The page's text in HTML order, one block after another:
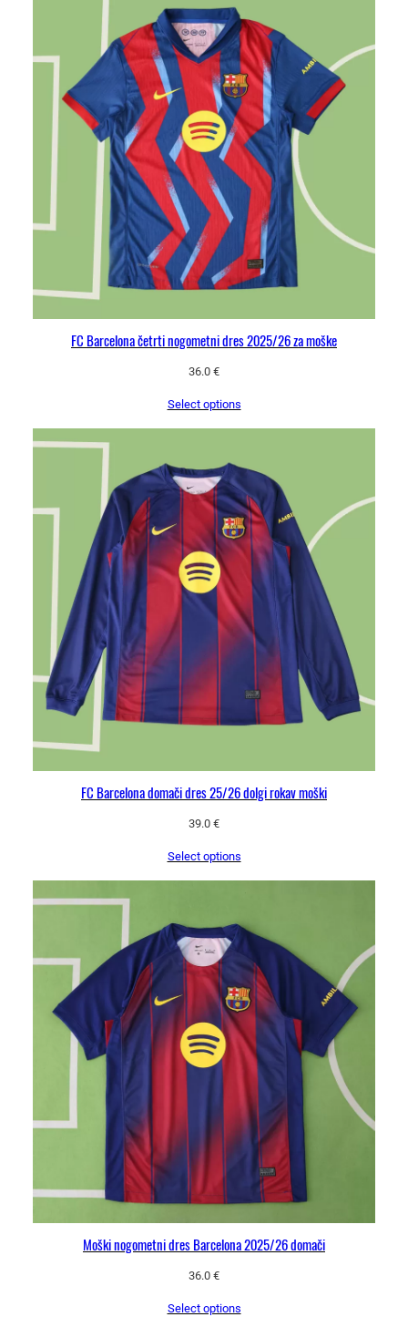
L
o
č
FC Barcelona četrti nogometni dres 2025/26 za moške
36.0 €
Select options
FC Barcelona domači dres 25/26 dolgi rokav moški
39.0 €
Select options
Moški nogometni dres Barcelona 2025/26 domači
36.0 €
Select options